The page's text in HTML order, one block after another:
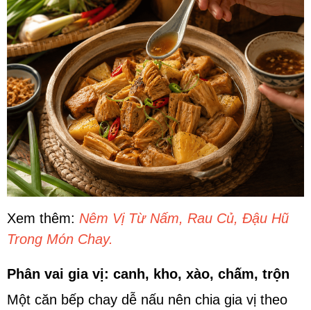
Xem thêm: Nêm Vị Từ Nấm, Rau Củ, Đậu Hũ
Trong Món Chay.
Phân vai gia vị: canh, kho, xào, chấm, trộn
Một căn bếp chay dễ nấu nên chia gia vị theo